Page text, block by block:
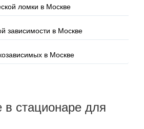
ломки в Москве
зависимости в Москве
в Москве
стационаре для